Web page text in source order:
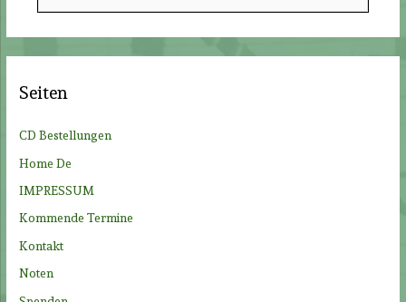
n
h
:
Seiten
CD Bestellungen
Home De
IMPRESSUM
Kommende Termine
Kontakt
Noten